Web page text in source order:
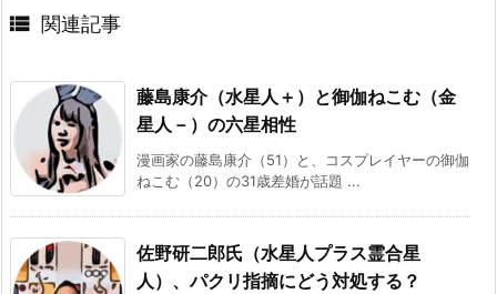
 関連記事
藤島康介（水星人＋）と御伽ねこむ（金
星人－）の六星相性
漫画家の藤島康介（51）と、コスプレイヤーの御伽
ねこむ（20）の31歳差婚が話題 ...
佐野研二郎氏（水星人プラス霊合星
人）、パクリ指摘にどう対処する？